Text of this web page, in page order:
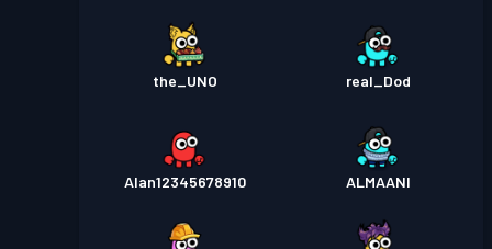
the_UNO real_Dod
Alan12345678910 ALMAANI